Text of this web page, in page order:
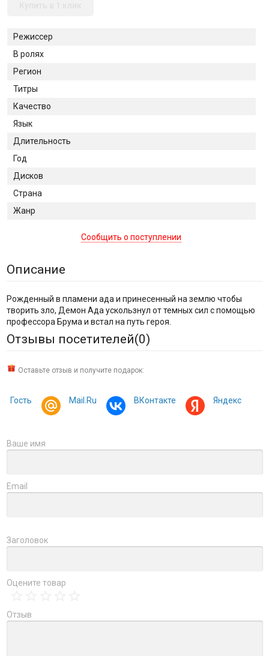
Режиссер
В ролях
Регион
Титры
Качество
Язык
Длительность
Год
Дисков
Страна
Жанр
Сообщить о поступлении
Описание
Рожденный в пламени ада и принесенный на землю чтобы
творить зло, Демон Ада ускользнул от темных сил с помощью
профессора Брума и встал на путь героя.
Отзывы посетителей(0)
Оставьте отзыв и получите подарок:
Гость Mail.Ru ВКонтакте Яндекс
Ваше имя
Email
Заголовок
Оцените товар
Отзыв